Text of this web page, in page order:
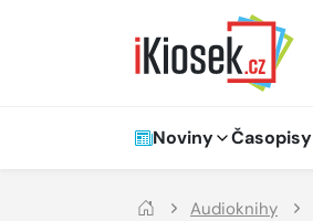
Hlavní navigace
Noviny Časopisy
Audioknihy